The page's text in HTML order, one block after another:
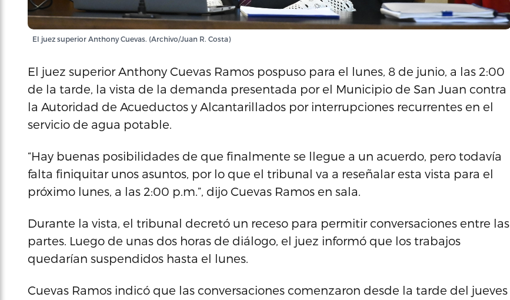
El juez superior Anthony Cuevas. (Archivo/Juan R. Costa)
El juez superior Anthony Cuevas Ramos pospuso para el lunes, 8 de junio, a las 2:00
de la tarde, la vista de la demanda presentada por el Municipio de San Juan contra
la Autoridad de Acueductos y Alcantarillados por interrupciones recurrentes en el
servicio de agua potable.
“Hay buenas posibilidades de que finalmente se llegue a un acuerdo, pero todavía
falta finiquitar unos asuntos, por lo que el tribunal va a reseñalar esta vista para el
próximo lunes, a las 2:00 p.m.”, dijo Cuevas Ramos en sala.
Durante la vista, el tribunal decretó un receso para permitir conversaciones entre las
partes. Luego de unas dos horas de diálogo, el juez informó que los trabajos
quedarían suspendidos hasta el lunes.
Cuevas Ramos indicó que las conversaciones comenzaron desde la tarde del jueves